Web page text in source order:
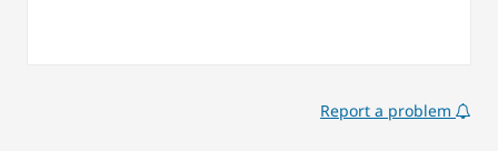
Report a problem